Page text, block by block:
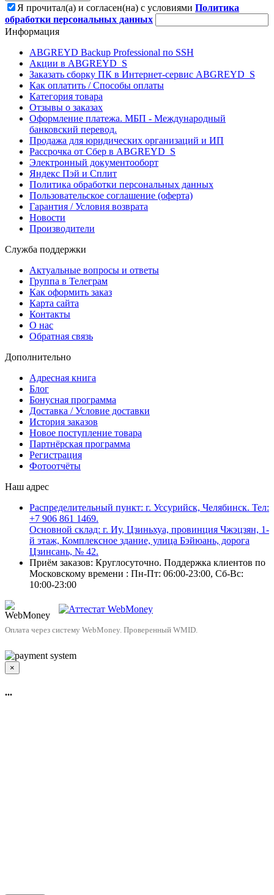
Я прочитал(а) и согласен(на) с условиями Политика
обработки персональных данных
Информация
ABGREYD Backup Professional по SSH
Акции в ABGREYD_S
Заказать сборку ПК в Интернет-сервис ABGREYD_S
Как оплатить / Способы оплаты
Категория товара
Отзывы о заказах
Оформление платежа. МБП - Международный
банковский перевод.
Продажа для юридических организаций и ИП
Рассрочка от Сбер в ABGREYD_S
Электронный документооборт
Яндекс Пэй и Сплит
Политика обработки персональных данных
Пользовательское соглашение (оферта)
Гарантия / Условия возврата
Новости
Производители
Служба поддержки
Актуальные вопросы и ответы
Группа в Телеграм
Как оформить заказ
Карта сайта
Контакты
О нас
Обратная связь
Дополнительно
Адресная книга
Блог
Бонусная программа
Доставка / Условие доставки
История заказов
Новое поступление товара
Партнёрская программа
Регистрация
Фотоотчёты
Наш адрес
Распределительный пункт: г. Уссурийск, Челябинск. Тел:
+7 906 861 1469.
Основной склад: г. Иу, Цзиньхуа, провинция Чжэцзян, 1-
й этаж, Комплексное здание, улица Бэйюань, дорога
Цзинсань, № 42.
Приём заказов: Круглосуточно. Поддержка клиентов по
Московскому времени : Пн-Пт: 06:00-23:00, Сб-Вс:
10:00-23:00
Оплата через систему WebMoney. Проверенный WMID.
×
...